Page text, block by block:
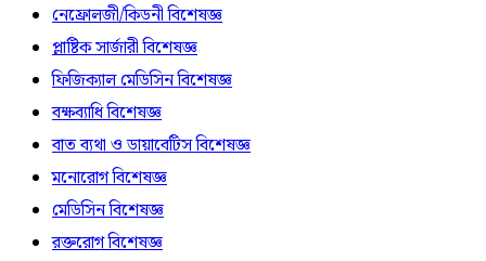
নেফ্রোলজী/কিডনী বিশেষজ্ঞ
প্লাষ্টিক সার্জারী বিশেষজ্ঞ
ফিজিক্যাল মেডিসিন বিশেষজ্ঞ
বক্ষব্যাধি বিশেষজ্ঞ
বাত ব্যথা ও ডায়াবেটিস বিশেষজ্ঞ
মনোরোগ বিশেষজ্ঞ
মেডিসিন বিশেষজ্ঞ
রক্তরোগ বিশেষজ্ঞ